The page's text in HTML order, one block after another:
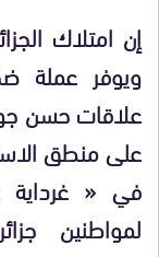
إن امتلاك
ويوفر عملة
علاقات حسن
على منطق
في « غرداية
لمواطنين